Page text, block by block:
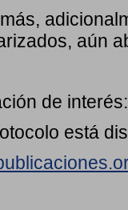
aún
de interés:
está